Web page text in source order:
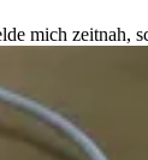
mich zeitnah,